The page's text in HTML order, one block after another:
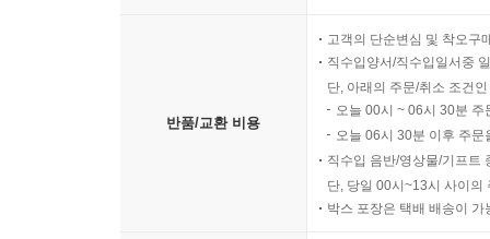
반품/교환 비용
고객의 단순변심 및 착오구
직수입양서/직수입일서중
단, 아래의 주문/취소 조건
오늘 00시 ~ 06시 30분
오늘 06시 30분 이후 주
직수입 음반/영상물/기프트
단, 당일 00시~13시 사이의
박스 포장은 택배 배송이